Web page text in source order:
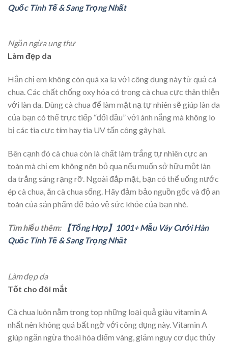
Quốc Tinh Tế & Sang Trọng Nhất
Ngăn ngừa ung thư
Làm đẹp da
Hẳn chị em không còn quá xa lạ với công dụng này từ quả cà
chua. Các chất chống oxy hóa có trong cà chua cực thân thiện
với làn da. Dùng cà chua để làm mặt nạ tự nhiên sẽ giúp làn da
của bạn có thể trực tiếp “đối đầu” với ánh nắng mà không lo
bị các tia cực tím hay tia UV tấn công gây hại.
Bên cạnh đó cà chua còn là chất làm trắng tự nhiên cực an
toàn mà chị em không nên bỏ qua nếu muốn sở hữu một làn
da trắng sáng rạng rỡ. Ngoài đắp mặt, bạn có thể uống nước
ép cà chua, ăn cà chua sống. Hãy đảm bảo nguồn gốc và độ an
toàn của sản phẩm để bảo vệ sức khỏe của bạn nhé.
Tìm hiểu thêm:
【Tổng Hợp】1001+ Mẫu Váy Cưới Hàn
Quốc Tinh Tế & Sang Trọng Nhất
Làm đẹp da
Tốt cho đôi mắt
Cà chua luôn nằm trong top những loại quả giàu vitamin A
nhất nên không quá bất ngờ với công dụng này. Vitamin A
giúp ngăn ngừa thoái hóa điểm vàng, giảm nguy cơ đục thủy